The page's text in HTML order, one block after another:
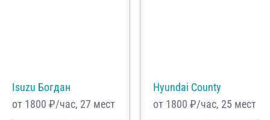
Isuzu Богдан
от 1800 ₽/час, 27 мест
Hyundai County
от 1800 ₽/час, 25 мест
обработку моих Персональных данных
Отправить заказ